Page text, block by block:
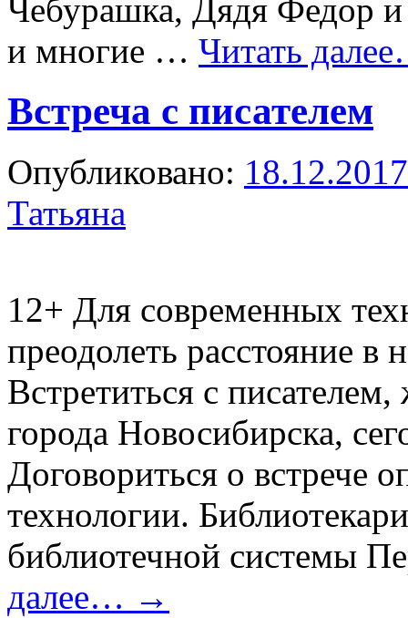
Чебурашка, Дядя Федор
и многие … Читать
Встреча с писателем
Опубликовано: 18.12.2017
Татьяна
12+ Для современных
преодолеть расстояние в
Встретиться с
города Новосибирска,
Договориться о встрече
технологии.
библиотечной системы
далее… →